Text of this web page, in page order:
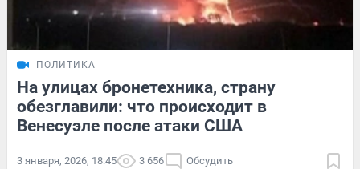
ПОЛИТИКА
На улицах бронетехника, страну
обезглавили: что происходит в
Венесуэле после атаки США
3 января, 2026, 18:45 3 656 Обсудить